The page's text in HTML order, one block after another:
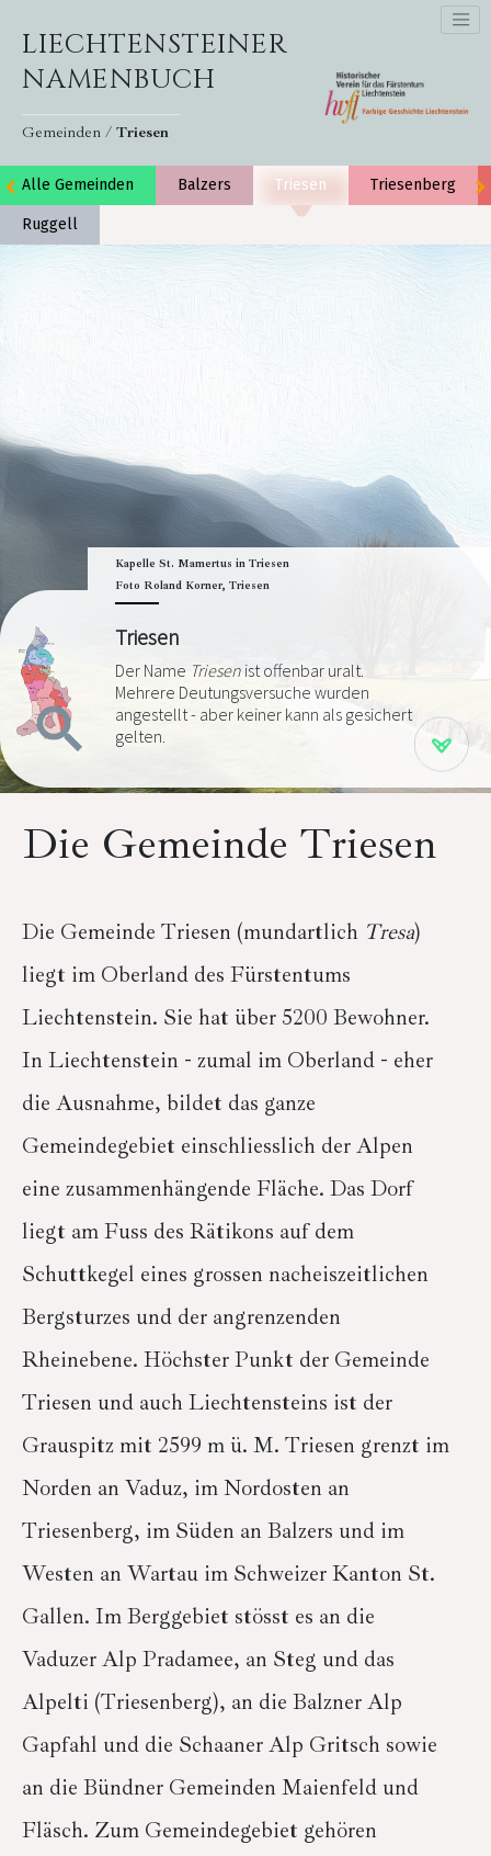
LIECHTENSTEINER
NAMENBUCH
Gemeinden / Triesen
Alle Gemeinden Balzers Triesen Triesenberg
Ruggell
Kapelle St. Mamertus in Triesen
Foto Roland Korner, Triesen
Triesen
Der Name Triesen ist offenbar uralt.
Mehrere Deutungsversuche wurden
angestellt - aber keiner kann als gesichert
gelten.
Die Gemeinde Triesen
Die Gemeinde Triesen (mundartlich Tresa)
liegt im Oberland des Fürstentums
Liechtenstein. Sie hat über 5200 Bewohner.
In Liechtenstein - zumal im Oberland - eher
die Ausnahme, bildet das ganze
Gemeindegebiet einschliesslich der Alpen
eine zusammenhängende Fläche. Das Dorf
liegt am Fuss des Rätikons auf dem
Schuttkegel eines grossen nacheiszeitlichen
Bergsturzes und der angrenzenden
Rheinebene. Höchster Punkt der Gemeinde
Triesen und auch Liechtensteins ist der
Grauspitz mit 2599 m ü. M. Triesen grenzt im
Norden an Vaduz, im Nordosten an
Triesenberg, im Süden an Balzers und im
Westen an Wartau im Schweizer Kanton St.
Gallen. Im Berggebiet stösst es an die
Vaduzer Alp Pradamee, an Steg und das
Alpelti (Triesenberg), an die Balzner Alp
Gapfahl und die Schaaner Alp Gritsch sowie
an die Bündner Gemeinden Maienfeld und
Fläsch. Zum Gemeindegebiet gehören